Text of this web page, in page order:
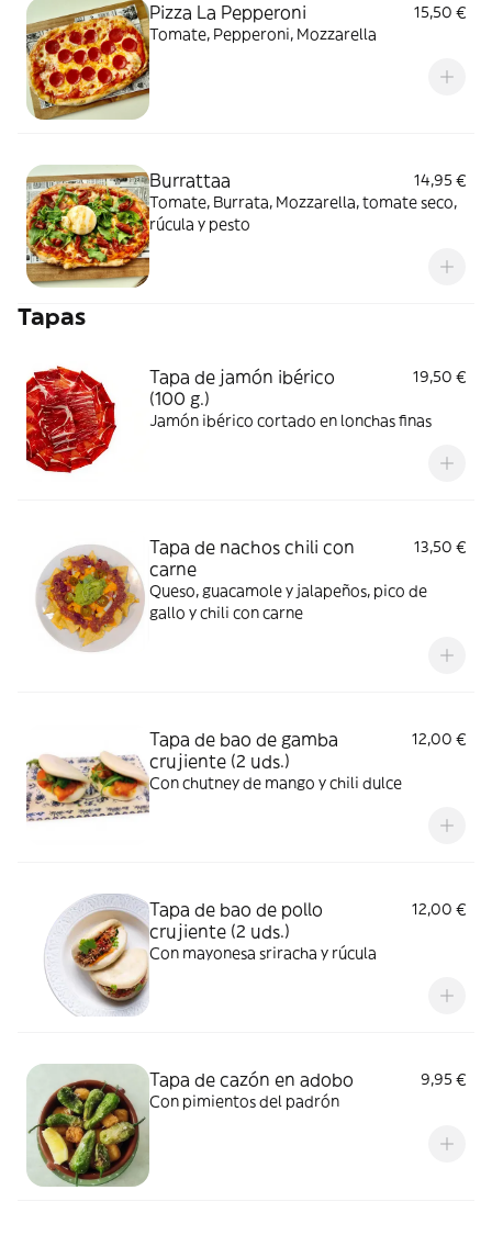
Pizza La Pepperoni
15,50 €
Tomate, Pepperoni, Mozzarella
Burrattaa
14,95 €
Tomate, Burrata, Mozzarella, tomate seco,
rúcula y pesto
Tapas
Tapa de jamón ibérico
(100 g.)
19,50 €
Jamón ibérico cortado en lonchas finas
Tapa de nachos chili con
carne
13,50 €
Queso, guacamole y jalapeños, pico de
gallo y chili con carne
Tapa de bao de gamba
crujiente (2 uds.)
12,00 €
Con chutney de mango y chili dulce
Tapa de bao de pollo
crujiente (2 uds.)
12,00 €
Con mayonesa sriracha y rúcula
Tapa de cazón en adobo
9,95 €
Con pimientos del padrón